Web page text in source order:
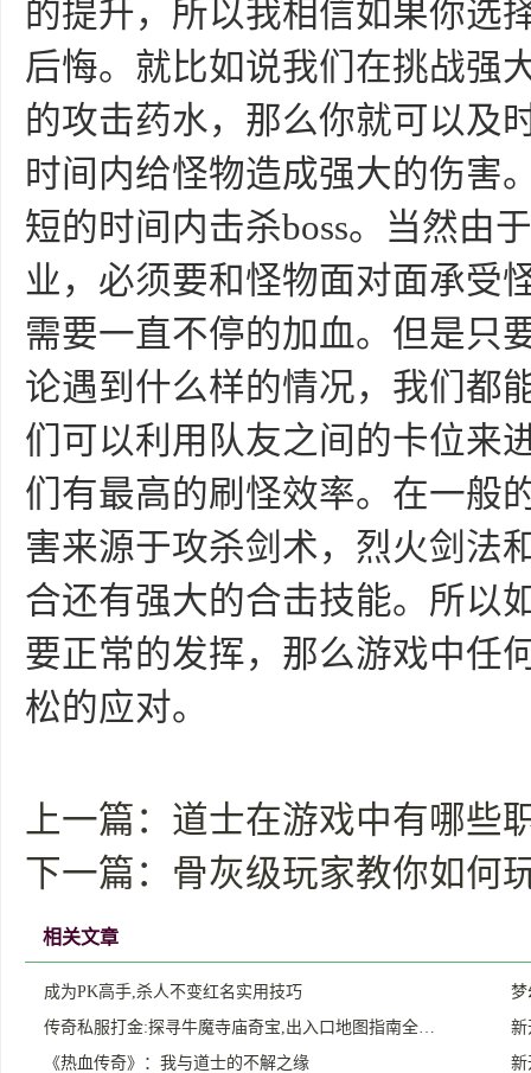
的提升，所以我相信如果你选
后悔。就比如说我们在挑战强
的攻击药水，那么你就可以及
时间内给怪物造成强大的伤害
短的时间内击杀boss。当然由
业，必须要和怪物面对面承受
需要一直不停的加血。但是只
论遇到什么样的情况，我们都
们可以利用队友之间的卡位来
们有最高的刷怪效率。在一般
害来源于攻杀剑术，烈火剑法
合还有强大的合击技能。所以
要正常的发挥，那么游戏中任
松的应对。
上一篇： 道士在游戏中有哪些
下一篇： 骨灰级玩家教你如何
相关文章
成为PK高手,杀人不变红名实用技巧
梦
传奇私服打金:探寻牛魔寺庙奇宝,出入口地图指南全…
新
《热血传奇》：我与道士的不解之缘
新